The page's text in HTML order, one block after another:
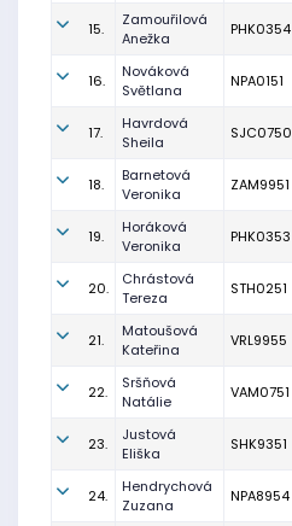
15.
Zamouřilová
Anežka
PHK0354
16.
Nováková
Světlana
NPA0151
17.
Havrdová
Sheila
SJC0750
18.
Barnetová
Veronika
ZAM9951
19.
Horáková
Veronika
PHK0353
20.
Chrástová
Tereza
STH0251
21.
Matoušová
Kateřina
VRL9955
22.
Sršňová
Natálie
VAM0751
23.
Justová
Eliška
SHK9351
24.
Hendrychová
Zuzana
NPA8954